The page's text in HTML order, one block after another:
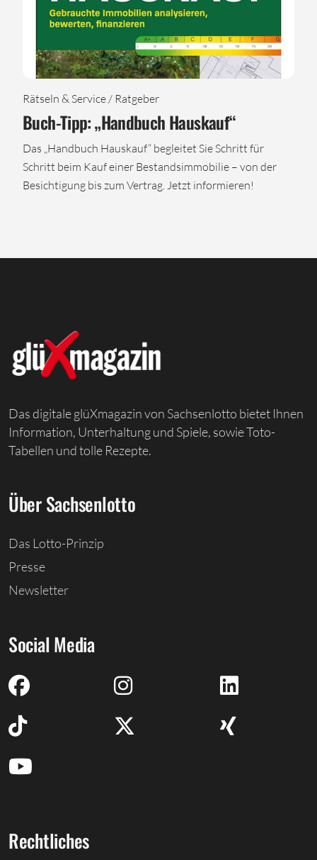
Rätseln & Service / Ratgeber
Buch-Tipp: „Handbuch Hauskauf“
Das „Handbuch Hauskauf“ begleitet Sie Schritt für
Schritt beim Kauf einer Bestandsimmobilie – von der
Besichtigung bis zum Vertrag. Jetzt informieren!
Das digitale glüXmagazin von Sachsenlotto bietet Ihnen
Information, Unterhaltung und Spiele, sowie Toto-
Tabellen und tolle Rezepte.
Über Sachsenlotto
Das Lotto-Prinzip
Presse
Newsletter
Social Media
Rechtliches